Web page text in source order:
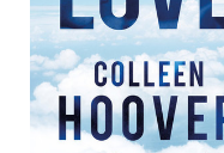
UGLY LOVE
COLLEEN HOOVER
39,90 ZŁ